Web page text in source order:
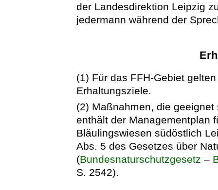
der Landesdirektion Leipzig
jedermann während der
(1) Für das FFH-Gebiet
Erhaltungsziele.
(2) Maßnahmen, die
enthält der Managementplan
Bläulingswiesen südöstlich
Abs. 5 des Gesetzes über
(Bundesnaturschutzgesetz –
S. 2542).